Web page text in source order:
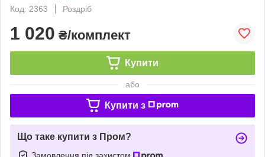
Код: 2363
Роздріб
1 020 ₴/комплект
Купити
або
Купити з
Що таке купити з Пром?
Замовлення під захистом